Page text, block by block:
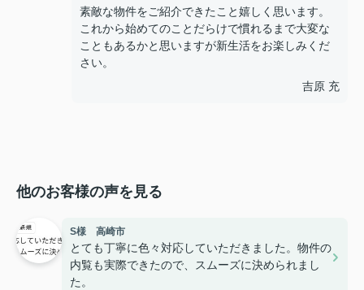
素敵な物件をご紹介できたこと嬉しく思います。
これから始めてのことだらけで慣れるまで大変な
こともあるかと思いますが新生活をお楽しみくだ
さい。
吉原 充
他のお客様の声を見る
S様 高崎市
とても丁寧に色々対応していただきました。物件の
内覧も実際できたので、スムーズに決められまし
た。